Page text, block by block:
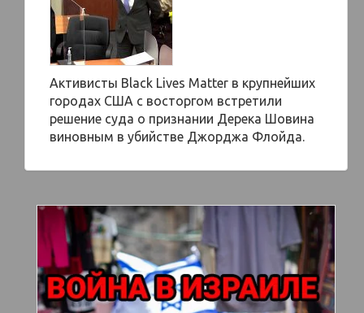
Активисты Black Lives Matter в крупнейших
городах США с восторгом встретили
решение суда о признании Дерека Шовина
виновным в убийстве Джорджа Флойда.